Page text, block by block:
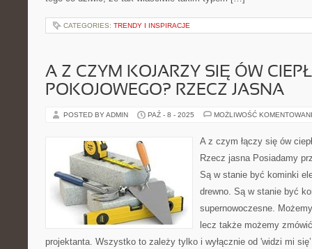
CATEGORIES: TRENDY I INSPIRACJE
A Z CZYM KOJARZY SIĘ ÓW
POKOJOWEGO? RZECZ JASNA
POSTED BY ADMIN PAŹ - 8 - 2025 MOŻLIWOŚĆ
A z czym łączy się ów
Rzecz jasna Posiadamy
Są w stanie być kominki
drewno. Są w stanie być
supernowoczesne.
lecz także możemy
projektanta. Wszystko to zależy tylko i wyłącznie od 'widzi mi